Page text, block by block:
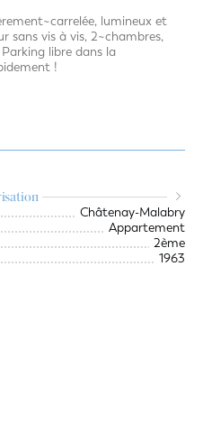
lumineux et
sans vis à vis, 2~chambres,
libre dans la
!
Châtenay-Malabry
Appartement
2ème
1963